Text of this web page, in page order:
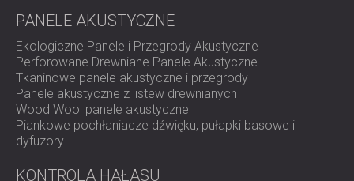
PANELE AKUSTYCZNE
Ekologiczne Panele i Przegrody Akustyczne
Perforowane Drewniane Panele Akustyczne
Tkaninowe panele akustyczne i przegrody
Panele akustyczne z listew drewnianych
Wood Wool panele akustyczne
Piankowe pochłaniacze dźwięku, pułapki basowe i
dyfuzory
KONTROLA HAŁASU